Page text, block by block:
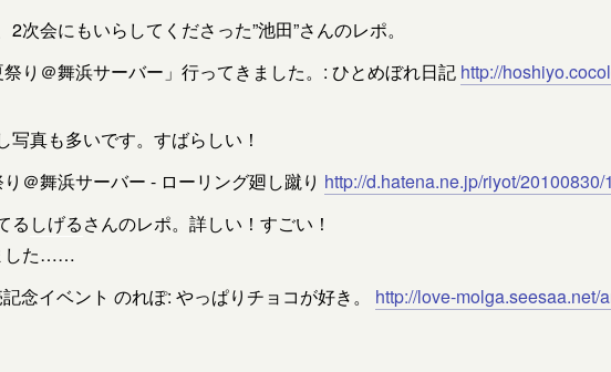
2次会にもいらしてくださった”池田”さんのレポ。
祭り＠舞浜サーバー」行ってきました。: ひとめぼれ日記 http://
真も多いです。すばらしい！
＠舞浜サーバー - ローリング廻し蹴り http://d.hatena.ne.jp/riyot/
る しげるさんのレポ。詳しい！すごい！
した……
念イベント のれぽ: やっぱりチョコが好き。 http://love-molga.seesaa.net/